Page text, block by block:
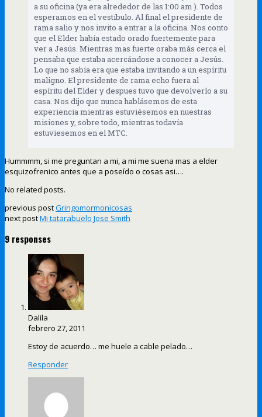
a su oficina (ya era alrededor de las 1:00 am ). Todos
esperamos en el vestíbulo. Al final el presidente de
rama salio y nos invito a entrar a la oficina. Nos conto
que el Elder había estado orado fuertemente para
ver a Jesús. Mientras mas fuerte oraba más cerca el
pensaba que estaba acercándose a conocer a Jesús.
Lo que no sabía era que estaba invitando a un espíritu
maligno. El presidente de rama echo fuera al
espíritu del Elder y despues tuvo que devolverlo a su
casa. Nos dijo que nunca hablásemos de esta
experiencia mientras estuviésemos en nuestras
misiones y, sobre todo, mientras todavía
estuviesemos en el MTC.
Hummmm, si me preguntan a mi, a mi me suena mas a elder
esquizofrenico antes que a poseído o cosas asi….
No related posts.
previous postGringomormonicosas
next postMi tatarabuelo Jose Smith
9 responses
Dalila
febrero 27, 2011
Estoy de acuerdo… me huele a cable pelado…
Responder